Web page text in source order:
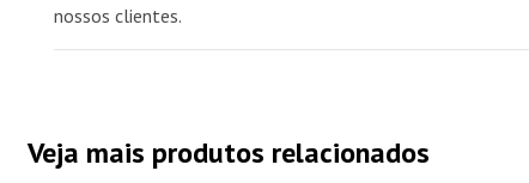
nossos clientes.
Veja mais produtos relacionados